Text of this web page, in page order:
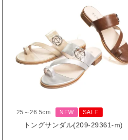
25～26.5cm NEW SALE
トングサンダル(209-29361-m)